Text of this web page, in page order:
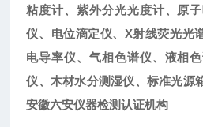
粘度计、紫外分光光度计、原
仪、电位滴定仪、X射线荧光光
电导率仪、气相色谱仪、液相
仪、木材水分测湿仪、标准光源
安徽六安仪器检测认证机构